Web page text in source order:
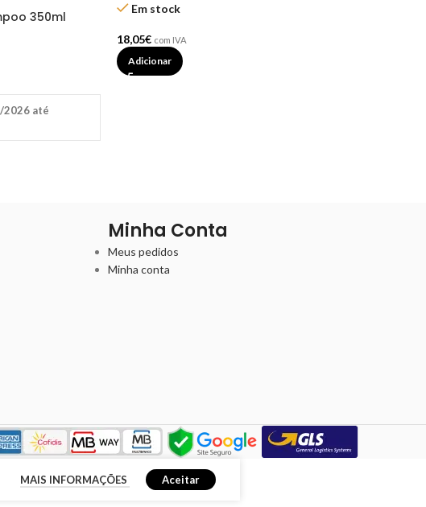
350ml
2026 até
Em stock
18,05€ com IVA
Adicionar
Minha Conta
Meus pedidos
Minha conta
MAIS INFORMAÇÕES Aceitar